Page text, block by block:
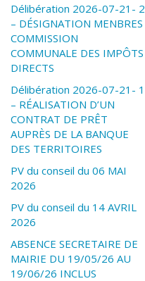
Délibération 2026-07-21- 2
– DÉSIGNATION MENBRES
COMMISSION
COMMUNALE DES IMPÔTS
DIRECTS
Délibération 2026-07-21- 1
– RÉALISATION D’UN
CONTRAT DE PRÊT
AUPRÈS DE LA BANQUE
DES TERRITOIRES
PV du conseil du 06 MAI
2026
PV du conseil du 14 AVRIL
2026
ABSENCE SECRETAIRE DE
MAIRIE DU 19/05/26 AU
19/06/26 INCLUS